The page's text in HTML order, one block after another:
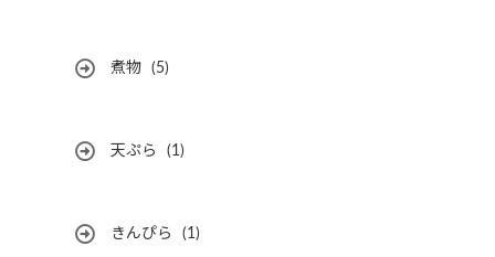
煮物 (5)
天ぷら (1)
きんぴら (1)